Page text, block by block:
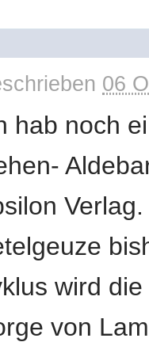
06
hab noch
wird
von